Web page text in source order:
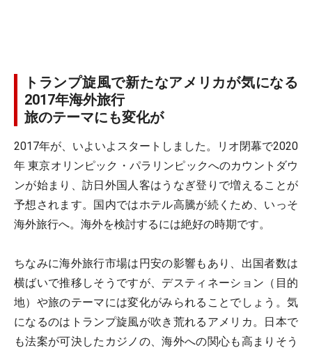
トランプ旋風で新たなアメリカが気になる
2017年海外旅行
旅のテーマにも変化が
2017年が、いよいよスタートしました。リオ閉幕で2020
年 東京オリンピック・パラリンピックへのカウントダウ
ンが始まり、訪日外国人客はうなぎ登りで増えることが
予想されます。国内ではホテル高騰が続くため、いっそ
海外旅行へ。海外を検討するには絶好の時期です。
ちなみに海外旅行市場は円安の影響もあり、出国者数は
横ばいで推移しそうですが、デスティネーション（目的
地）や旅のテーマには変化がみられることでしょう。気
になるのはトランプ旋風が吹き荒れるアメリカ。日本で
も法案が可決したカジノの、海外への関心も高まりそう